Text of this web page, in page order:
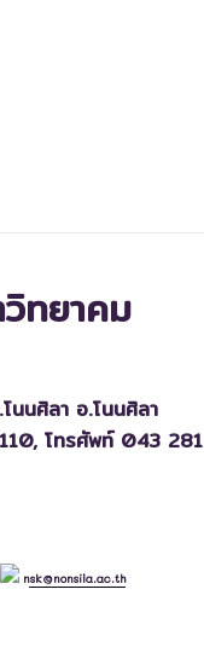
วิทยาคม
นศิลา อ.โนนศิลา
โทรศัพท์ 043 281
nsk@nonsila.ac.th